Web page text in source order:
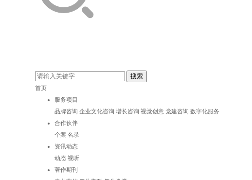
首页
服务项目
品牌咨询 企业文化咨询 增长咨询 视觉创意 党建咨询 数字化服务
合作伙伴
个案 名录
资讯动态
动态 视听
著作期刊